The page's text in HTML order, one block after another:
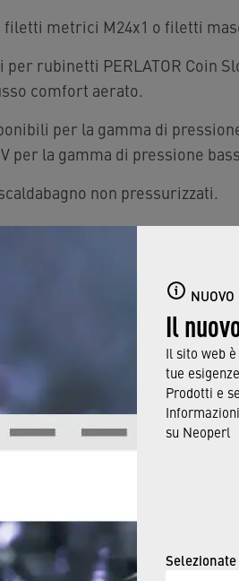
NUOVO
Il
Il sito web
tue
Prodotti e
su Neoperl
metrici M24x1 o filetti
rubinetti PERLATOR Coin
comfort aerato.
per la gamma di
per la gamma di pressione
non pressurizzati.
Le informazioni di contatto